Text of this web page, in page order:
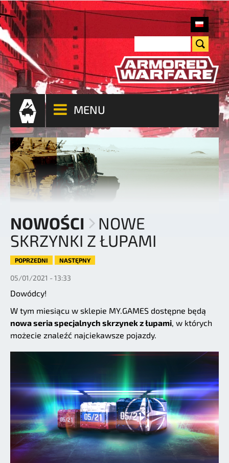
MENU
NOWOŚCI
NOWE
SKRZYNKI Z ŁUPAMI
POPRZEDNI NASTĘPNY
05/01/2021 - 13:33
Dowódcy!
W tym miesiącu w sklepie MY.GAMES dostępne będą
nowa seria specjalnych skrzynek z łupami, w których
możecie znaleźć najciekawsze pojazdy.